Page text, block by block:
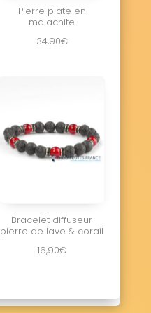
Pierre plate en
malachite
34,90€
Bracelet diffuseur
pierre de lave & corail
16,90€